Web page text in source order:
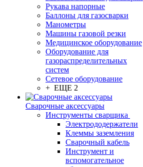
Рукава напорные
Баллоны для газосварки
Манометры
Машины газовой резки
Медицинское оборудование
Оборудование для
газораспределительных
систем
Сетевое оборудование
+ ЕЩЕ 2
Сварочные аксессуары
Инструменты сварщика
Электрододержатели
Клеммы заземления
Сварочный кабель
Инструмент и
вспомогательное